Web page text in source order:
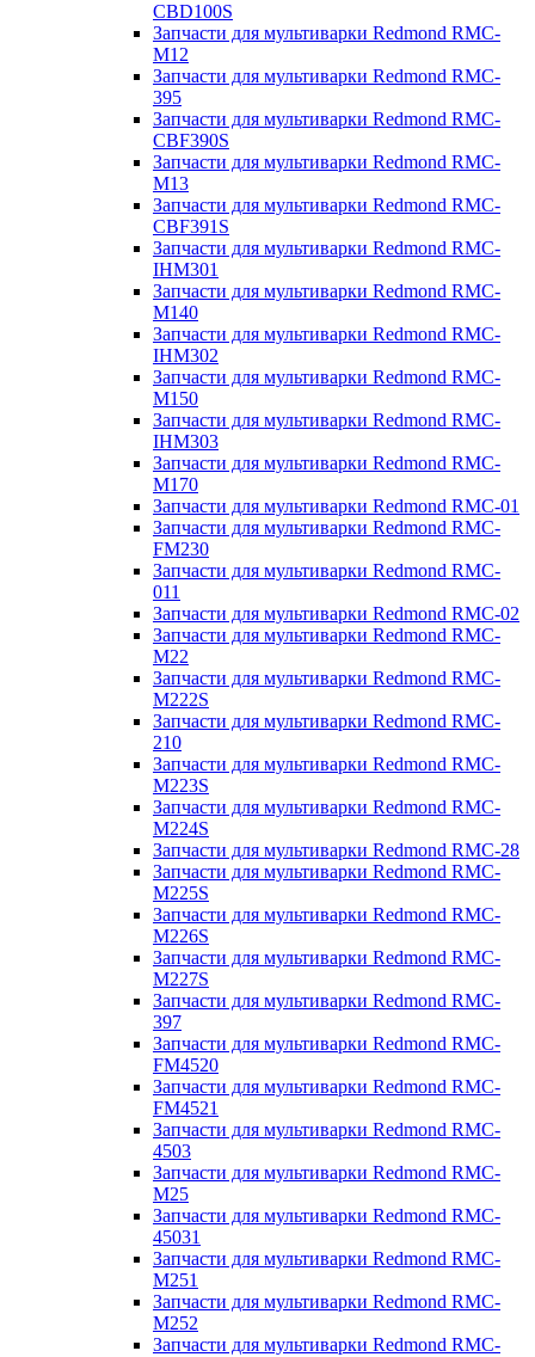
CBD100S
Запчасти для мультиварки Redmond RMC-
M12
Запчасти для мультиварки Redmond RMC-
395
Запчасти для мультиварки Redmond RMC-
CBF390S
Запчасти для мультиварки Redmond RMC-
M13
Запчасти для мультиварки Redmond RMC-
CBF391S
Запчасти для мультиварки Redmond RMC-
IHM301
Запчасти для мультиварки Redmond RMC-
M140
Запчасти для мультиварки Redmond RMC-
IHM302
Запчасти для мультиварки Redmond RMC-
M150
Запчасти для мультиварки Redmond RMC-
IHM303
Запчасти для мультиварки Redmond RMC-
M170
Запчасти для мультиварки Redmond RMC-01
Запчасти для мультиварки Redmond RMC-
FM230
Запчасти для мультиварки Redmond RMC-
011
Запчасти для мультиварки Redmond RMC-02
Запчасти для мультиварки Redmond RMC-
M22
Запчасти для мультиварки Redmond RMC-
M222S
Запчасти для мультиварки Redmond RMC-
210
Запчасти для мультиварки Redmond RMC-
M223S
Запчасти для мультиварки Redmond RMC-
M224S
Запчасти для мультиварки Redmond RMC-28
Запчасти для мультиварки Redmond RMC-
M225S
Запчасти для мультиварки Redmond RMC-
M226S
Запчасти для мультиварки Redmond RMC-
M227S
Запчасти для мультиварки Redmond RMC-
397
Запчасти для мультиварки Redmond RMC-
FM4520
Запчасти для мультиварки Redmond RMC-
FM4521
Запчасти для мультиварки Redmond RMC-
4503
Запчасти для мультиварки Redmond RMC-
M25
Запчасти для мультиварки Redmond RMC-
45031
Запчасти для мультиварки Redmond RMC-
M251
Запчасти для мультиварки Redmond RMC-
M252
Запчасти для мультиварки Redmond RMC-